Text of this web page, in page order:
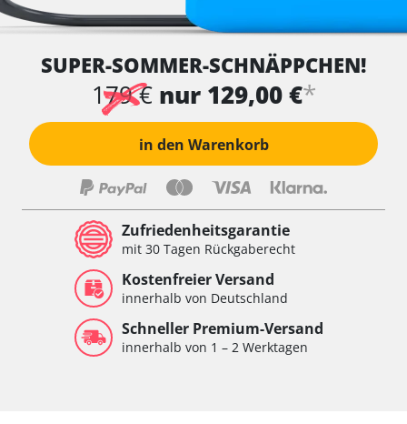
SUPER-SOMMER-SCHNÄPPCHEN!
179 € nur 129,00 €*
in den Warenkorb
Zufriedenheitsgarantie
mit 30 Tagen Rückgaberecht
Kostenfreier Versand
innerhalb von Deutschland
Schneller Premium-Versand
innerhalb von 1 – 2 Werktagen